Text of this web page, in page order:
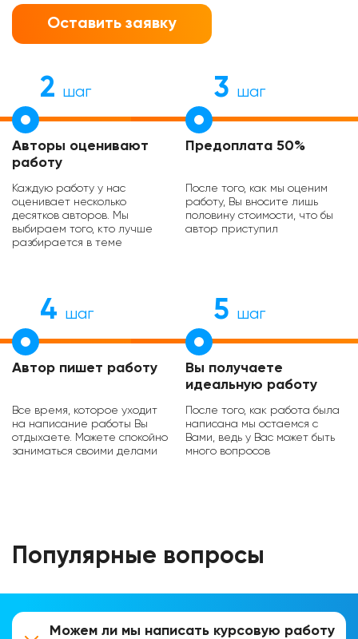
Оставить заявку
2 шаг
Авторы оценивают
работу
Каждую работу у нас
оценивает несколько
десятков авторов. Мы
выбираем того, кто лучше
разбирается в теме
3 шаг
Предоплата 50%
После того, как мы оценим
работу, Вы вносите лишь
половину стоимости, что бы
автор приступил
4 шаг
Автор пишет работу
Все время, которое уходит
на написание работы Вы
отдыхаете. Можете спокойно
заниматься своими делами
5 шаг
Вы получаете
идеальную работу
После того, как работа была
написана мы остаемся с
Вами, ведь у Вас может быть
много вопросов
Популярные вопросы
Можем ли мы написать курсовую работу